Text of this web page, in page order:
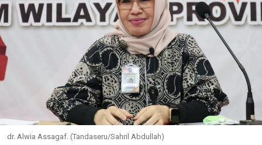
dr. Alwia Assagaf. (Tandaseru/Sahril Abdullah)